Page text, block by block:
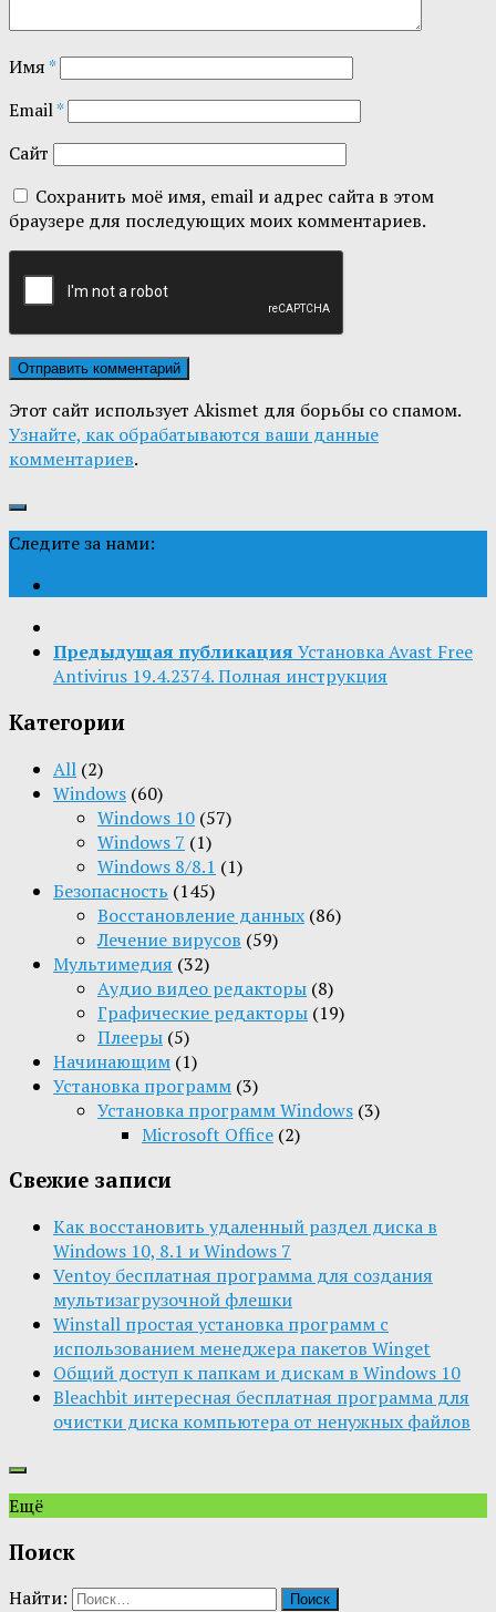
Имя*
Email*
Сайт
Сохранить моё имя, email и адрес сайта в этом
браузере для последующих моих комментариев.
Этот сайт использует Akismet для борьбы со спамом.
Узнайте, как обрабатываются ваши данные
комментариев.
Следите за нами:
Предыдущая публикация Установка Avast Free
Antivirus 19.4.2374. Полная инструкция
Категории
All (2)
Windows (60)
Windows 10 (57)
Windows 7 (1)
Windows 8/8.1 (1)
Безопасность (145)
Восстановление данных (86)
Лечение вирусов (59)
Мультимедия (32)
Aудио видео редакторы (8)
Графические редакторы (19)
Плееры (5)
Начинающим (1)
Установка программ (3)
Установка программ Windows (3)
Microsoft Office (2)
Свежие записи
Как восстановить удаленный раздел диска в
Windows 10, 8.1 и Windows 7
Ventoy бесплатная программа для создания
мультизагрузочной флешки
Winstall простая установка программ с
использованием менеджера пакетов Winget
Общий доступ к папкам и дискам в Windows 10
Bleachbit интересная бесплатная программа для
очистки диска компьютера от ненужных файлов
Ещё
Поиск
Найти: